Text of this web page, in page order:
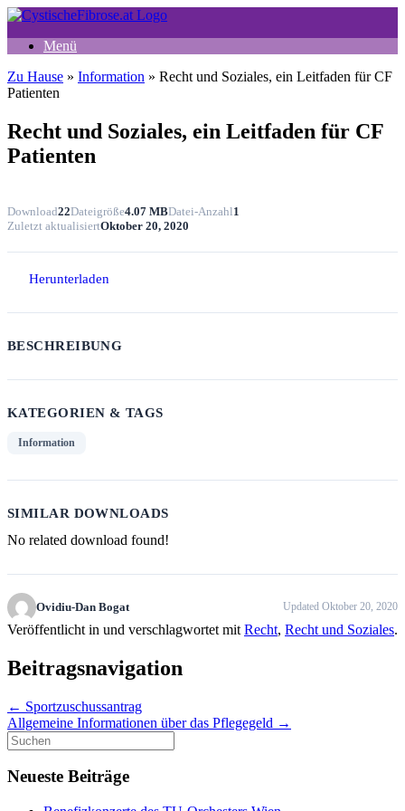
Zum
springenMenü
Zu Hause » Information » Recht und Soziales, ein Leitfaden für CF
Patienten
Recht und Soziales, ein Leitfaden für CF
Patienten
Download22Dateigröße4.07 MBDatei-Anzahl1
Zuletzt aktualisiertOktober 20, 2020
Herunterladen
BESCHREIBUNG
KATEGORIEN & TAGS
Information
SIMILAR DOWNLOADS
No related download found!
Ovidiu-Dan Bogat Updated Oktober 20, 2020
Veröffentlicht in und verschlagwortet mit Recht, Recht und Soziales.
Beitragsnavigation
← Sportzuschussantrag
Allgemeine Informationen über das Pflegegeld →
Suche
nach:
Neueste Beiträge